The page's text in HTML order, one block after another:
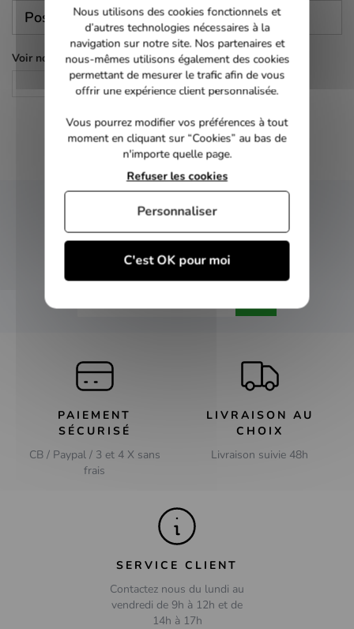
Poser une question
Voir nos autres pages :
Policier
NEWSLETTER
Inscrivez-vous et recevez nos bons plans
PAIEMENT
SÉCURISÉ
CB / Paypal / 3 et 4 X sans
frais
LIVRAISON AU
CHOIX
Livraison suivie 48h
SERVICE CLIENT
Contactez nous du lundi au
vendredi de 9h à 12h et de
14h à 17h
Nous utilisons des cookies fonctionnels et
d’autres technologies nécessaires à la
navigation sur notre site. Nos partenaires et
nous-mêmes utilisons également des cookies
permettant de mesurer le trafic afin de vous
offrir une expérience client personnalisée.
Vous pourrez modifier vos préférences à tout
moment en cliquant sur “Cookies” au bas de
n'importe quelle page.
C'est OK pour moi
Refuser les cookies
Personnaliser